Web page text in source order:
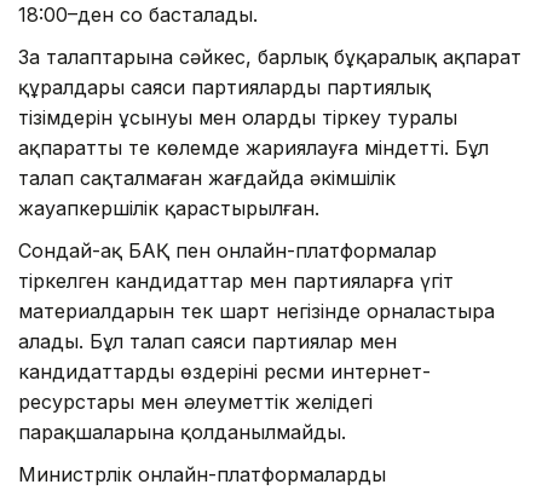
18:00–ден соң басталады.
Заң талаптарына сәйкес, барлық бұқаралық ақпарат
құралдары саяси партиялардың партиялық
тізімдерін ұсынуы мен оларды тіркеу туралы
ақпаратты тең көлемде жариялауға міндетті. Бұл
талап сақталмаған жағдайда әкімшілік
жауапкершілік қарастырылған.
Сондай-ақ БАҚ пен онлайн-платформалар
тіркелген кандидаттар мен партияларға үгіт
материалдарын тек шарт негізінде орналастыра
алады. Бұл талап саяси партиялар мен
кандидаттардың өздерінің ресми интернет-
ресурстары мен әлеуметтік желідегі
парақшаларына қолданылмайды.
Министрлік онлайн-платформаларды